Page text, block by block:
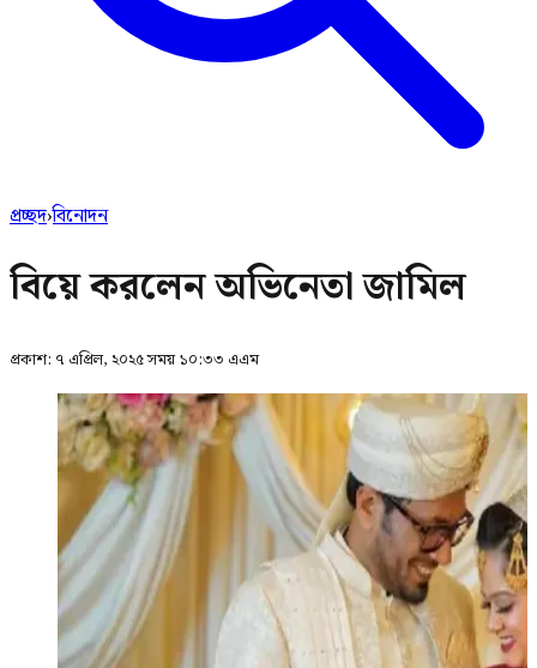
প্রচ্ছদ›বিনোদন
বিয়ে করলেন অভিনেতা জামিল
প্রকাশ: ৭ এপ্রিল, ২০২৫ সময় ১০:৩৩ এএম